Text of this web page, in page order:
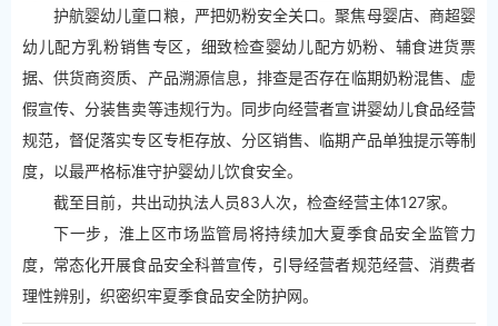
护航婴幼儿童口粮，严把奶粉安全关口。聚焦母婴店、商超婴
幼儿配方乳粉销售专区，细致检查婴幼儿配方奶粉、辅食进货票
据、供货商资质、产品溯源信息，排查是否存在临期奶粉混售、虚
假宣传、分装售卖等违规行为。同步向经营者宣讲婴幼儿食品经营
规范，督促落实专区专柜存放、分区销售、临期产品单独提示等制
度，以最严格标准守护婴幼儿饮食安全。
截至目前，共出动执法人员83人次，检查经营主体127家。
下一步，淮上区市场监管局将持续加大夏季食品安全监管力
度，常态化开展食品安全科普宣传，引导经营者规范经营、消费者
理性辨别，织密织牢夏季食品安全防护网。